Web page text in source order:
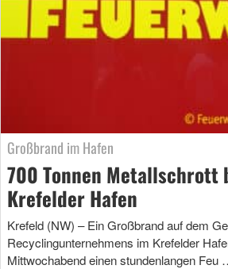
Großbrand im Hafen
700 Tonnen Metallschrott
Krefelder Hafen
Krefeld (NW) – Ein Großbrand auf dem
Recyclingunternehmens im Krefelder
Mittwochabend einen stundenlangen Feu